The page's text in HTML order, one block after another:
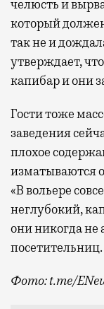
челюсть и
который
так не и
утверждает,
капибар и они
Гости тоже
заведения
плохое
изматываются
«В вольере
неглубокий,
они никогда
посетительниц.
Фото: t.me/